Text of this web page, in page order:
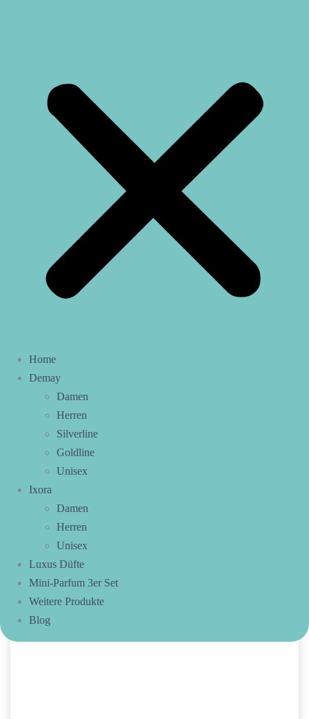
Home
Demay
Damen
Herren
Silverline
Goldline
Unisex
Ixora
Damen
Herren
Unisex
Luxus Düfte
Mini-Parfum 3er Set
Weitere Produkte
Blog